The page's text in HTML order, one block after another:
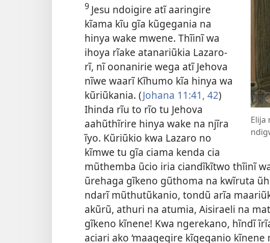
Elija
9 Jesu ndoigire atĩ aaringire
kĩama kĩu gĩa kũgegania na
hinya wake mwene. Thĩinĩ wa
ihoya rĩake atanariũkia Lazaro-
rĩ, nĩ oonanirie wega atĩ Jehova
nĩwe waarĩ Kĩhumo kĩa hinya wa
kũriũkania. (Johana 11:41, 42)
Ihinda rĩu to rĩo tu Jehova
aahũthĩrire hinya wake na njĩra
ĩyo. Kũriũkio kwa Lazaro no
kĩmwe tu gĩa ciama kenda cia
mũthemba ũcio iria ciandĩkĩtwo thĩinĩ
ũrehaga gĩkeno gũthoma na kwĩruta
ndarĩ mũthutũkanio, tondũ arĩa
akũrũ, athuri na atumia, Aisiraeli na
gĩkeno kĩnene! Kwa ngerekano, hĩndĩ
aciari ako ‘maagegire kĩgeganio kĩnene